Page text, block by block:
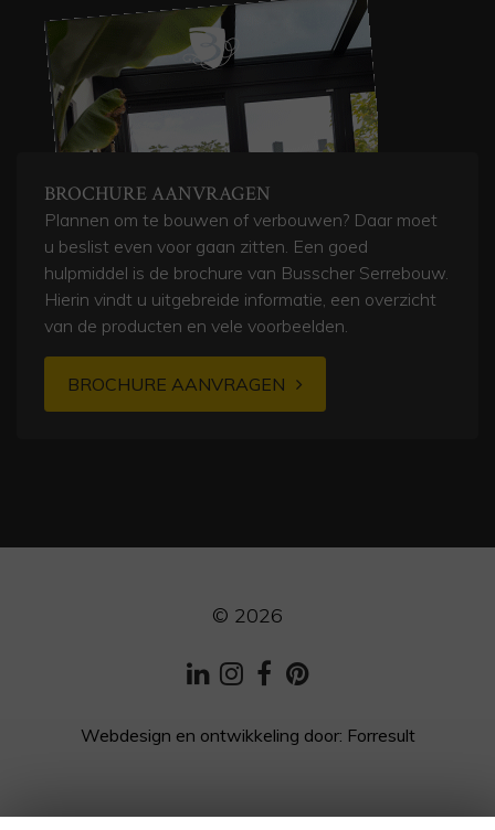
BROCHURE AANVRAGEN
Plannen om te bouwen of verbouwen? Daar moet
u beslist even voor gaan zitten. Een goed
hulpmiddel is de brochure van Busscher Serrebouw.
Hierin vindt u uitgebreide informatie, een overzicht
van de producten en vele voorbeelden.
BROCHURE AANVRAGEN
© 2026
LinkedIn
Instagram
Facebook
Pinterest
Webdesign en ontwikkeling door: Forresult